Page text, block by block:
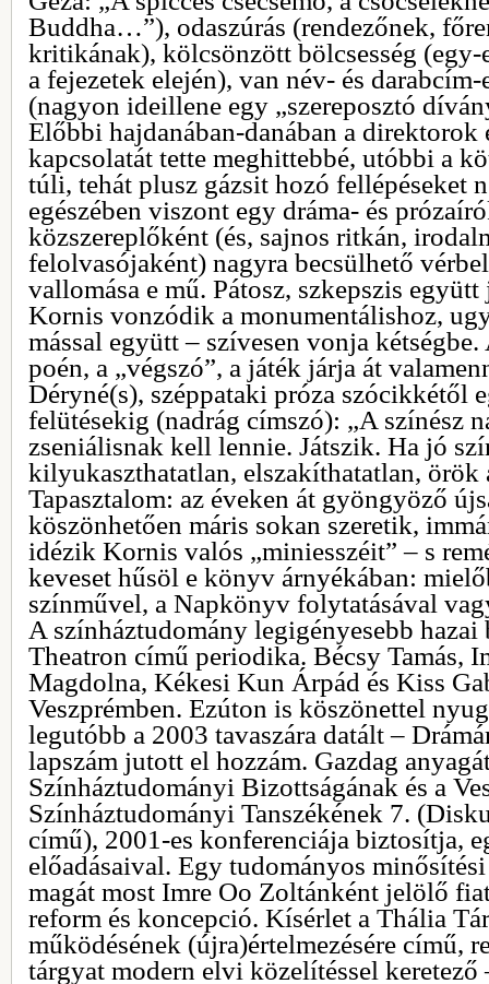
Buddha…”), odaszúrás (rendezőnek,
kritikának), kölcsönzött bölcsesség
a fejezetek elején), van név- és
(nagyon ideillene egy „szereposztó
Előbbi hajdanában-danában a direktorok
kapcsolatát tette meghittebbé, utóbbi a
túli, tehát plusz gázsit hozó fellépéseket
egészében viszont egy dráma- és
közszereplőként (és, sajnos ritkán,
felolvasójaként) nagyra becsülhető
vallomása e mű. Pátosz, szkepszis
Kornis vonzódik a monumentálishoz,
mással együtt – szívesen vonja
poén, a „végszó”, a játék járja át
Déryné(s), széppataki próza szócikkétől
felütésekig (nadrág címszó): „A színész
zseniálisnak kell lennie. Játszik. Ha jó
kilyukaszthatatlan, elszakíthatatlan, örök
Tapasztalom: az éveken át gyöngyöző
köszönhetően máris sokan szeretik,
idézik Kornis valós „miniesszéit” – s
keveset hűsöl e könyv árnyékában:
színművel, a Napkönyv folytatásával
A színháztudomány legigényesebb hazai
Theatron című periodika. Bécsy Tamás,
Magdolna, Kékesi Kun Árpád és Kiss
Veszprémben. Ezúton is köszönettel
legutóbb a 2003 tavaszára datált –
lapszám jutott el hozzám. Gazdag
Színháztudományi Bizottságának és a
Színháztudományi Tanszékének 7.
című), 2001-es konferenciája biztosítja,
előadásaival. Egy tudományos
magát most Imre Oo Zoltánként jelölő
reform és koncepció. Kísérlet a Thália
működésének (újra)értelmezésére című,
tárgyat modern elvi közelítéssel keretező